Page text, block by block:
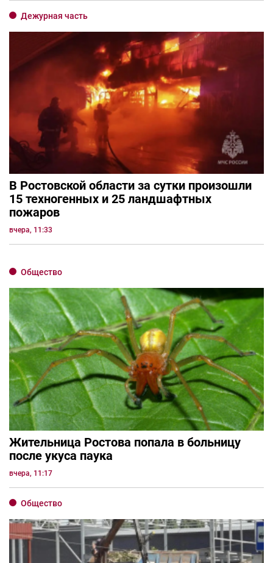
Дежурная часть
В Ростовской области за сутки произошли
15 техногенных и 25 ландшафтных
пожаров
вчера, 11:33
Общество
Жительница Ростова попала в больницу
после укуса паука
вчера, 11:17
Общество